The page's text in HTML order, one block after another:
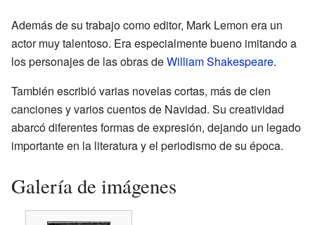
Además de su trabajo como editor, Mark Lemon era un
actor muy talentoso. Era especialmente bueno imitando a
los personajes de las obras deWilliam Shakespeare.
También escribió varias novelas cortas, más de cien
canciones y varios cuentos de Navidad. Su creatividad
abarcó diferentes formas de expresión, dejando un legado
importante en la literatura y el periodismo de su época.
Galería de imágenes